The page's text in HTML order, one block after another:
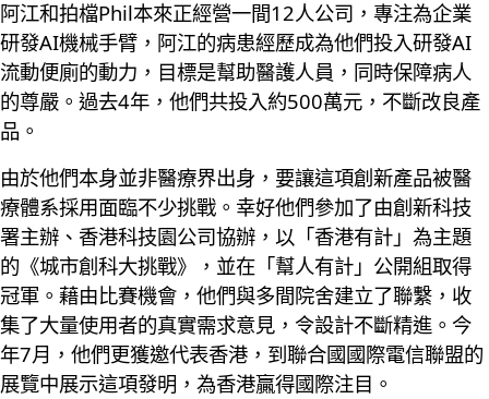
阿江和拍檔Phil本來正經營一間12人公司，專注為企業
研發AI機械手臂，阿江的病患經歷成為他們投入研發AI
流動便廁的動力，目標是幫助醫護人員，同時保障病人
的尊嚴。過去4年，他們共投入約500萬元，不斷改良產
品。
由於他們本身並非醫療界出身，要讓這項創新產品被醫
療體系採用面臨不少挑戰。幸好他們參加了由創新科技
署主辦、香港科技園公司協辦，以「香港有計」為主題
的《城市創科大挑戰》，並在「幫人有計」公開組取得
冠軍。藉由比賽機會，他們與多間院舍建立了聯繫，收
集了大量使用者的真實需求意見，令設計不斷精進。今
年7月，他們更獲邀代表香港，到聯合國國際電信聯盟的
展覽中展示這項發明，為香港贏得國際注目。